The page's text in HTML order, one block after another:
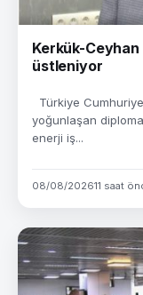
Kerkük-
üstleniyor
Türkiye
yoğunlaşan
enerji iş...
08/08/202611 saat